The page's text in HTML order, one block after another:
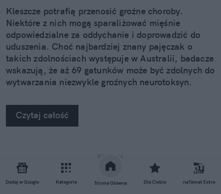
Dodaj w Google Kategorie Strona Główna Dla Ciebie naTemat Extra
Kleszcze potrafią przenosić groźne choroby.
Niektóre z nich mogą sparaliżować mięśnie
odpowiedzialne za oddychanie i doprowadzić do
uduszenia. Choć najbardziej znany pajęczak o
takich zdolnościach występuje w Australii, badacze
wskazują, że aż 69 gatunków może być zdolnych do
wytwarzania niezwykle groźnych neurotoksyn.
Czytaj całość
REKLAMA